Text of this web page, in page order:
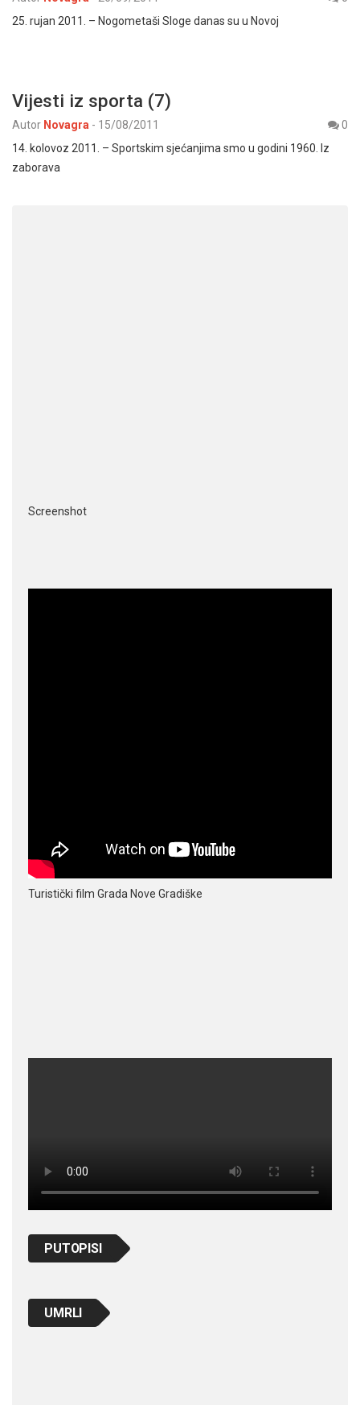
25. rujan 2011. – Nogometaši Sloge danas su u Novoj
Vijesti iz sporta (7)
Autor Novagra - 15/08/2011
0
14. kolovoz 2011. – Sportskim sjećanjima smo u godini 1960. Iz
zaborava
Screenshot
Turistički film Grada Nove Gradiške
PUTOPISI
UMRLI